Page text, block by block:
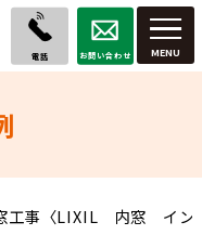
電話 お問い合わせ
工事〈LIXIL 内窓 イン